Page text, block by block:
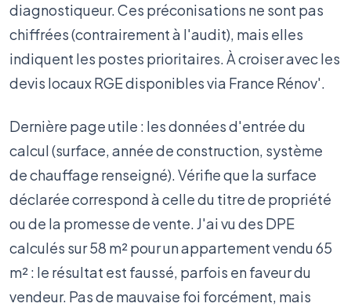
diagnostiqueur. Ces préconisations ne sont pas
chiffrées (contrairement à l'audit), mais elles
indiquent les postes prioritaires. À croiser avec les
devis locaux RGE disponibles via France Rénov'.
Dernière page utile : les données d'entrée du
calcul (surface, année de construction, système
de chauffage renseigné). Vérifie que la surface
déclarée correspond à celle du titre de propriété
ou de la promesse de vente. J'ai vu des DPE
calculés sur 58 m² pour un appartement vendu 65
m² : le résultat est faussé, parfois en faveur du
vendeur. Pas de mauvaise foi forcément, mais